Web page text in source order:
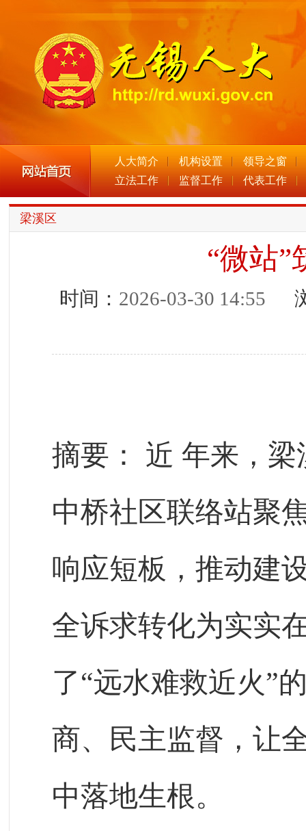
人大简介 机构设置
领导之窗
立法工作
监督工作 代表工作
梁溪区
“微站”
时间： 2026-03-30 14:55 浏
摘要： 近 年来，梁
中桥社区联络站聚
响应短板，推动建
全诉求转化为实实
了“远水难救近火”
商、民主监督，让
中落地生根。